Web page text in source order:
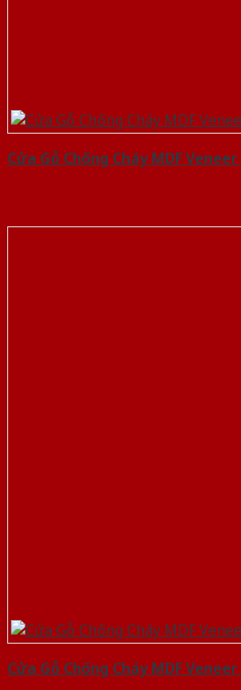
Cửa Gỗ Chống Cháy MDF Veneer
Cửa Gỗ Chống Cháy MDF